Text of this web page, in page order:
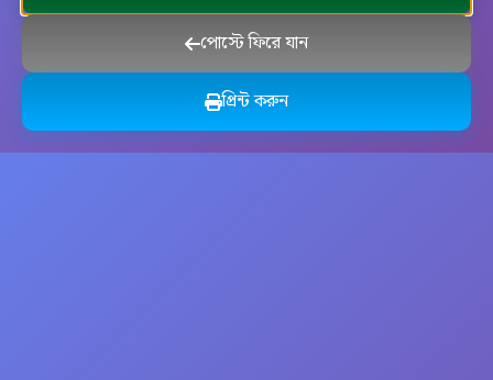
পোস্টে ফিরে যান
প্রিন্ট করুন